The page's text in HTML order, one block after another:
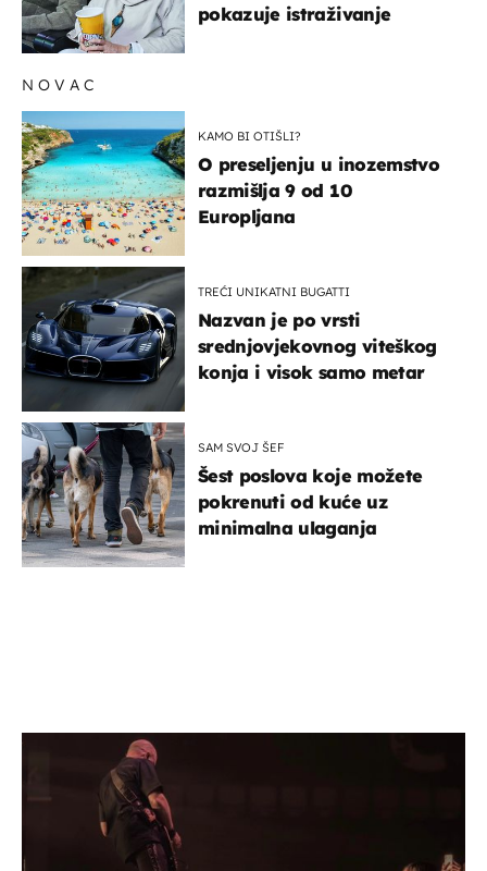
pokazuje istraživanje
NOVAC
KAMO BI OTIŠLI?
O preseljenju u inozemstvo
razmišlja 9 od 10
Europljana
TREĆI UNIKATNI BUGATTI
Nazvan je po vrsti
srednjovjekovnog viteškog
konja i visok samo metar
SAM SVOJ ŠEF
Šest poslova koje možete
pokrenuti od kuće uz
minimalna ulaganja